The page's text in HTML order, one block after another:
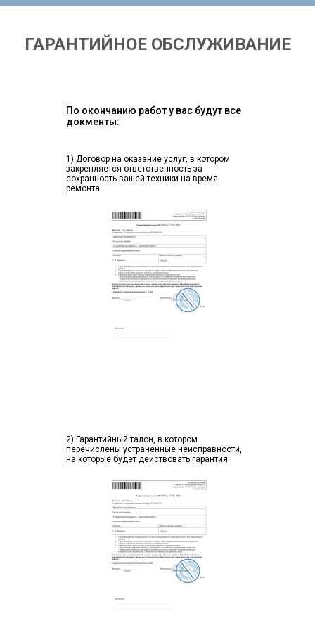
ГАРАНТИЙНОЕ ОБСЛУЖИВАНИЕ
По окончанию работ у вас будут все
докменты:
1) Договор на оказание услуг, в котором
закрепляется ответственность за
сохранность вашей техники на время
ремонта
2) Гарантийный талон, в котором
перечислены устранённые неисправности,
на которые будет действовать гарантия